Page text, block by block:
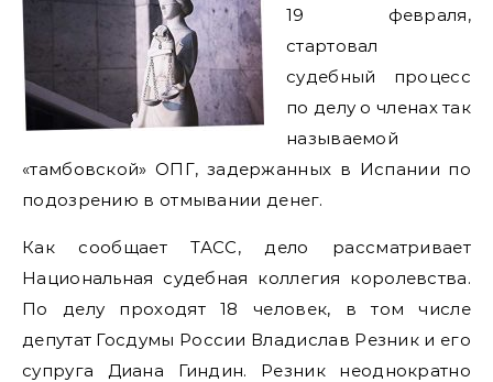
19 февраля,
стартовал
судебный процесс
по делу о членах так
называемой
«тамбовской» ОПГ, задержанных в Испании по
подозрению в отмывании денег.
Как сообщает ТАСС, дело рассматривает
Национальная судебная коллегия королевства.
По делу проходят 18 человек, в том числе
депутат Госдумы России Владислав Резник и его
супруга Диана Гиндин. Резник неоднократно